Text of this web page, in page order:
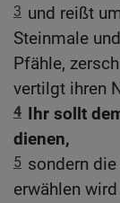
3 und reißt
Steinmale
Pfähle,
vertilgt ihren
4 Ihr sollt
dienen,
5 sondern die
erwählen